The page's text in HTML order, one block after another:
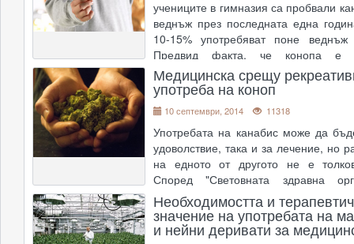
учениците в гимназия са пробвали
веднъж през последната една
10-15% употребяват поне веднъж
Предвид факта, че конопа е
субстанция - тези факти са
Въпреки многобройните ползи, ко�
Медицинска срещу
употреба на коноп
10 септември, 2014 11318
Употребата на канабис може да
удоволствие, така и за лечение, но
на едното от другото не е
Според "Световната здравна
канабисът е най-популярната
субстанция в целия свят.
разлика от....
Необходимостта и
значение на употребата на
и нейни деривати за